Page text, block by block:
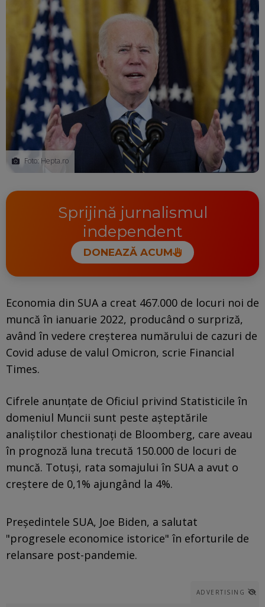
Foto: Hepta.ro
Sprijină jurnalismul
independent
DONEAZĂ ACUM
Economia din SUA a creat 467.000 de locuri noi de
muncă în ianuarie 2022, producând o surpriză,
având în vedere creşterea numărului de cazuri de
Covid aduse de valul Omicron, scrie Financial
Times.
Cifrele anunţate de Oficiul privind Statisticile în
domeniul Muncii sunt peste aşteptările
analiştilor chestionaţi de Bloomberg, care aveau
în prognoză luna trecută 150.000 de locuri de
muncă. Totuşi, rata somajului în SUA a avut o
creştere de 0,1% ajungând la 4%.
Preşedintele SUA, Joe Biden, a salutat
"progresele economice istorice" în eforturile de
relansare post-pandemie.
ADVERTISING